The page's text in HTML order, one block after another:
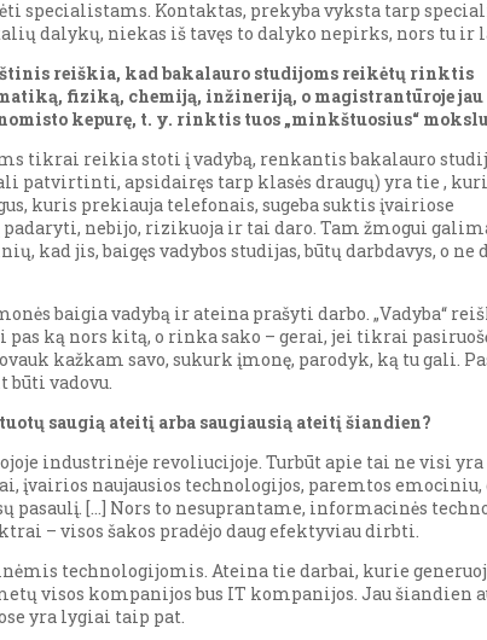
specialistams. Kontaktas, prekyba vyksta tarp
dalykų, niekas iš tavęs to dalyko nepirks, nors tu ir
reiškia, kad bakalauro studijoms reikėtų rinktis
fiziką, chemiją, inžineriją, o magistrantūroje jau
kepurę, t. y. rinktis tuos „minkštuosius“
tikrai reikia stoti į vadybą, renkantis bakalauro
patvirtinti, apsidairęs tarp klasės draugų) yra tie ,
kuris prekiauja telefonais, sugeba suktis įvairiose
padaryti, nebijo, rizikuoja ir tai daro. Tam žmogui
kad jis, baigęs vadybos studijas, būtų darbdavys, o ne
baigia vadybą ir ateina prašyti darbo. „Vadyba“
pas ką nors kitą, o rinka sako – gerai, jei tikrai
kažkam savo, sukurk įmonę, parodyk, ką tu gali.
būti vadovu.
saugią ateitį arba saugiausią ateitį šiandien?
industrinėje revoliucijoje. Turbūt apie tai ne visi
įvairios naujausios technologijos, paremtos
pasaulį. […] Nors to nesuprantame, informacinės
– visos šakos pradėjo daug efektyviau dirbti.
technologijomis. Ateina tie darbai, kurie
visos kompanijos bus IT kompanijos. Jau
yra lygiai taip pat.